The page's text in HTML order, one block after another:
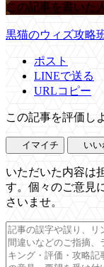
この記事を書いた人
黒猫のウィズ攻略
ポスト
LINEで送る
URLコピー
この記事を評価し
イマイチ いい
いただいた内容は
す。個々のご意見
さいませ。